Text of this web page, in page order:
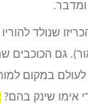
ומדבר.
שנולד
גם הכוכבים
במקום
אימו שינק בהם?